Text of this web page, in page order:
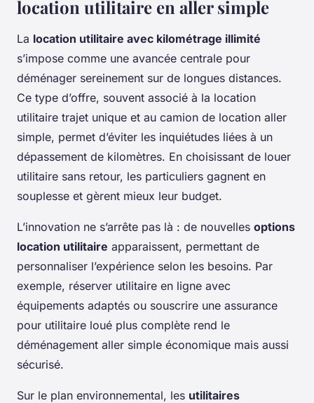
location utilitaire en aller simple
La location utilitaire avec kilométrage illimité
s’impose comme une avancée centrale pour
déménager sereinement sur de longues distances.
Ce type d’offre, souvent associé à la location
utilitaire trajet unique et au camion de location aller
simple, permet d’éviter les inquiétudes liées à un
dépassement de kilomètres. En choisissant de louer
utilitaire sans retour, les particuliers gagnent en
souplesse et gèrent mieux leur budget.
L’innovation ne s’arrête pas là : de nouvelles options
location utilitaire apparaissent, permettant de
personnaliser l’expérience selon les besoins. Par
exemple, réserver utilitaire en ligne avec
équipements adaptés ou souscrire une assurance
pour utilitaire loué plus complète rend le
déménagement aller simple économique mais aussi
sécurisé.
Sur le plan environnemental, les utilitaires